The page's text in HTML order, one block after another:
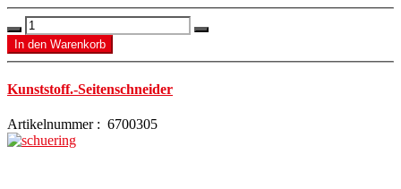
Kunststoff.-Seitenschneider
Artikelnummer : 6700305